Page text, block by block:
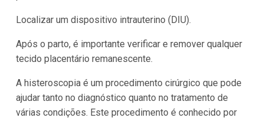
Localizar um dispositivo intrauterino (DIU).
Após o parto, é importante verificar e remover qualquer
tecido placentário remanescente.
A histeroscopia é um procedimento cirúrgico que pode
ajudar tanto no diagnóstico quanto no tratamento de
várias condições. Este procedimento é conhecido por